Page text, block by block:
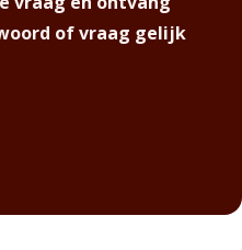
of vraag gelijk